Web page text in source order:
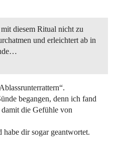
diesem Ritual nicht zu
und erleichtert ab in
begangen, denn ich fand
die Gefühle von
dir sogar geantwortet.